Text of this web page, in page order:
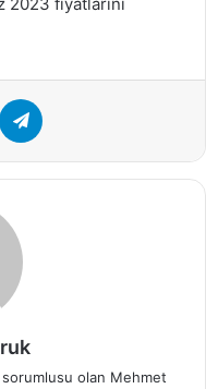
olan Mehmet